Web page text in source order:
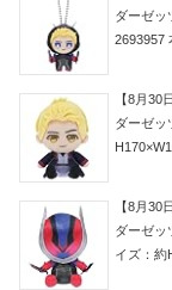
ダーゼッ
2693957
【8月30
ダーゼッ
【8月30
ダーゼッ
イズ：約